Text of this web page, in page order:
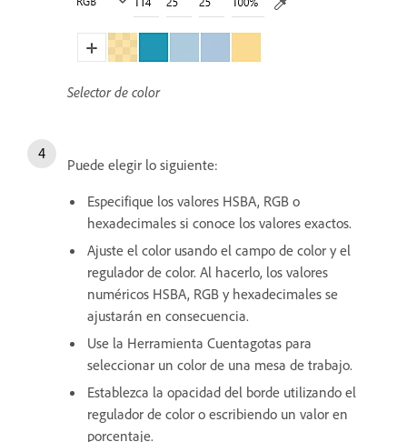
Selector de color
Puede elegir lo siguiente:
Especifique los valores HSBA, RGB o
hexadecimales si conoce los valores exactos.
Ajuste el color usando el campo de color y el
regulador de color. Al hacerlo, los valores
numéricos HSBA, RGB y hexadecimales se
ajustarán en consecuencia.
Use la Herramienta Cuentagotas para
seleccionar un color de una mesa de trabajo.
Establezca la opacidad del borde utilizando el
regulador de color o escribiendo un valor en
porcentaje.